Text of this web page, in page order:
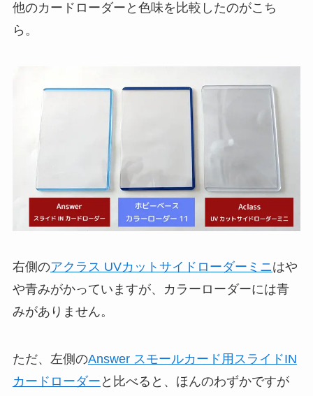
他のカードローダーと色味を比較したのがこち
ら。
右側のアクラス UVカットサイドローダーミニはや
や青みがかっていますが、カラーローダーには青
みがありません。
ただ、左側のAnswer スモールカード用スライドIN
カードローダー と比べると、ほんのわずかですが